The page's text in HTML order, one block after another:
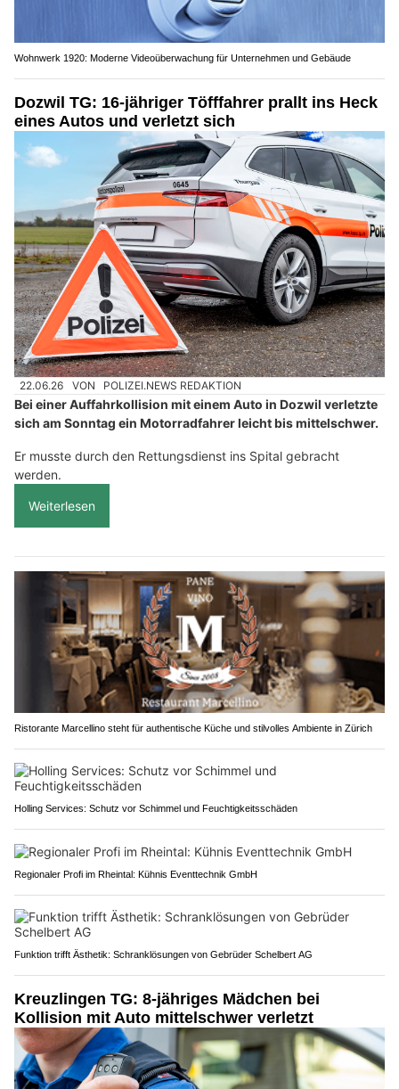
Wohnwerk 1920: Moderne Videoüberwachung für Unternehmen und Gebäude
Dozwil TG: 16-jähriger Töfffahrer prallt ins Heck
eines Autos und verletzt sich
22.06.26 VON POLIZEI.NEWS REDAKTION
Bei einer Auffahrkollision mit einem Auto in Dozwil verletzte
sich am Sonntag ein Motorradfahrer leicht bis mittelschwer.
Er musste durch den Rettungsdienst ins Spital gebracht
werden.
Weiterlesen
Ristorante Marcellino steht für authentische Küche und stilvolles Ambiente in Zürich
Holling Services: Schutz vor Schimmel und Feuchtigkeitsschäden
Regionaler Profi im Rheintal: Kühnis Eventtechnik GmbH
Funktion trifft Ästhetik: Schranklösungen von Gebrüder Schelbert AG
Kreuzlingen TG: 8-jähriges Mädchen bei
Kollision mit Auto mittelschwer verletzt